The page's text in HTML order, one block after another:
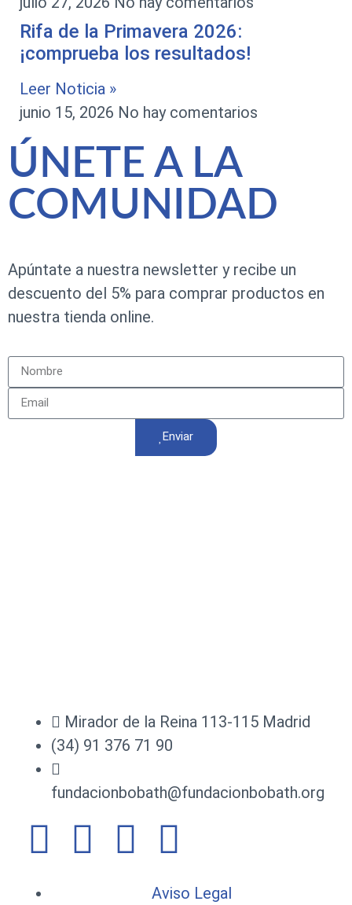
Rifa de la Primavera 2026:
¡comprueba los resultados!
Leer Noticia »
junio 15, 2026 No hay comentarios
ÚNETE A LA
COMUNIDAD
Apúntate a nuestra newsletter y recibe un
descuento del 5% para comprar productos en
nuestra tienda online.
Enviar
Mirador de la Reina 113-115 Madrid
(34) 91 376 71 90
fundacionbobath@fundacionbobath.org
Aviso Legal